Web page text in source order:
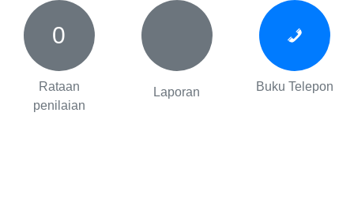
0
Rataan
penilaian
Laporan Buku Telepon